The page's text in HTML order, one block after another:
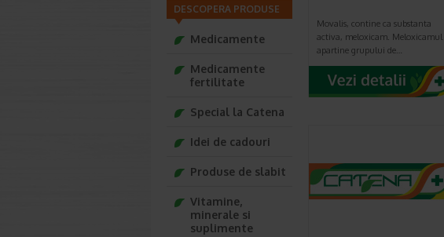
Movalis, contine ca substanta
activa, meloxicam. Meloxicamul
apartine grupului de…
DESCOPERA PRODUSE
Medicamente
Medicamente
fertilitate
Special la Catena
Idei de cadouri
Produse de slabit
Vitamine,
minerale si
suplimente